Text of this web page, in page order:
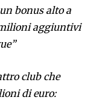
bonus alto a
aggiuntivi
club che
di euro: